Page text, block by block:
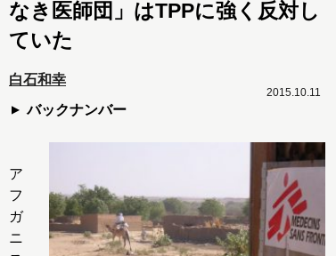
なき医師団」はTPPに強く反対し
ていた
白石和幸
バックナンバー
2015.10.11
ア
フ
ガ
ニ